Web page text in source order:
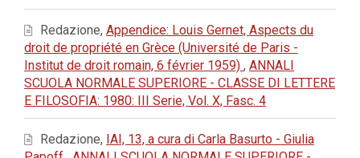
Redazione, Appendice: Louis Gernet, Aspects du
droit de propriété en Grèce (Université de Paris -
Institut de droit romain, 6 février 1959) , ANNALI
SCUOLA NORMALE SUPERIORE - CLASSE DI LETTERE
E FILOSOFIA: 1980: III Serie, Vol. X, Fasc. 4
Redazione, IAI, 13, a cura di Carla Basurto - Giulia